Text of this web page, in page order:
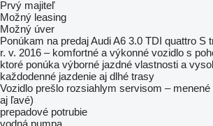
Prvý majiteľ
Možný leasing
Možný úver
Ponúkam na predaj Audi A6 3.0 TDI quattro S
r. v. 2016 – komfortné a výkonné vozidlo s
ktoré ponúka výborné jazdné vlastnosti a
každodenné jazdenie aj dlhé trasy
Vozidlo prešlo rozsiahlym servisom –
aj ľavé)
prepadové potrubie